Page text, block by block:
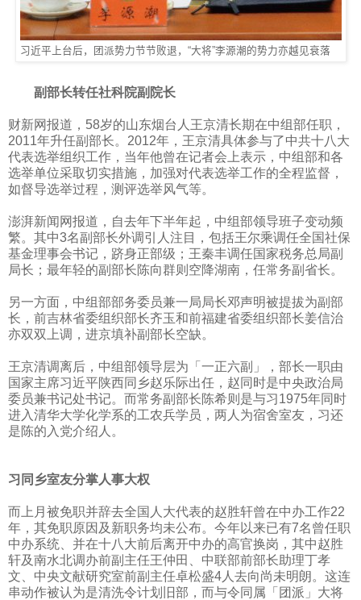
习近平上台后，团派势力节节败退，“大将”李源潮的势力亦越见衰落
副部长转任社科院副院长
财新网报道， 58岁的山东烟台人王京清长期在中组部任职，
2011年升任副部长。 2012年，王京清具体参与了中共十八大
代表选举组织工作，当年他曾在记者会上表示，中组部和各
选举单位采取切实措施，加强对代表选举工作的全程监督，
如督导选举过程，测评选举风气等。
澎湃新闻网报道，自去年下半年起，中组部领导班子变动频
繁。其中3名副部长外调引人注目，包括王尔乘调任全国社保
基金理事会书记，跻身正部级；王秦丰调任国家税务总局副
局长；最年轻的副部长陈向群则空降湖南，任常务副省长。
另一方面，中组部部务委员兼一局局长邓声明被提拔为副部
长，前吉林省委组织部长齐玉和前福建省委组织部长姜信治
亦双双上调，进京填补副部长空缺。
王京清调离后，中组部领导层为「一正六副」，部长一职由
国家主席习近平陕西同乡赵乐际出任，赵同时是中央政治局
委员兼书记处书记。而常务副部长陈希则是与习1975年同时
进入清华大学化学系的工农兵学员，两人为宿舍室友，习还
是陈的入党介绍人。
习同乡室友分掌人事大权
而上月被免职并辞去全国人大代表的赵胜轩曾在中办工作22
年，其免职原因及新职务均未公布。今年以来已有7名曾任职
中办系统、并在十八大前后离开中办的高官换岗，其中赵胜
轩及南水北调办前副主任王仲田、中联部前部长助理丁孝
文、中央文献研究室前副主任卓松盛4 人去向尚未明朗。这连
串动作被认为是清洗令计划旧部，而与令同属「团派」大将